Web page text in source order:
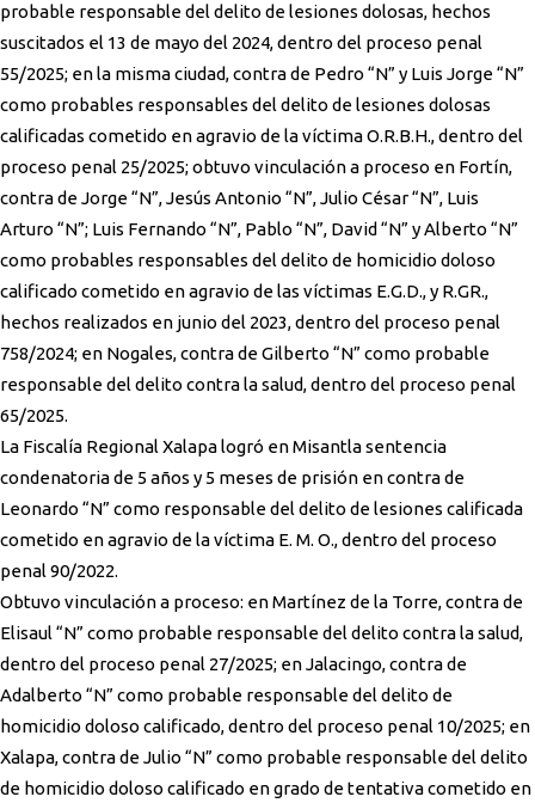
probable responsable del delito de lesiones dolosas, hechos
suscitados el 13 de mayo del 2024, dentro del proceso penal
55/2025; en la misma ciudad, contra de Pedro “N” y Luis Jorge “N”
como probables responsables del delito de lesiones dolosas
calificadas cometido en agravio de la víctima O.R.B.H., dentro del
proceso penal 25/2025; obtuvo vinculación a proceso en Fortín,
contra de Jorge “N”, Jesús Antonio “N”, Julio César “N”, Luis
Arturo “N”; Luis Fernando “N”, Pablo “N”, David “N” y Alberto “N”
como probables responsables del delito de homicidio doloso
calificado cometido en agravio de las víctimas E.G.D., y R.GR.,
hechos realizados en junio del 2023, dentro del proceso penal
758/2024; en Nogales, contra de Gilberto “N” como probable
responsable del delito contra la salud, dentro del proceso penal
65/2025.
La Fiscalía Regional Xalapa logró en Misantla sentencia
condenatoria de 5 años y 5 meses de prisión en contra de
Leonardo “N” como responsable del delito de lesiones calificada
cometido en agravio de la víctima E. M. O., dentro del proceso
penal 90/2022.
Obtuvo vinculación a proceso: en Martínez de la Torre, contra de
Elisaul “N” como probable responsable del delito contra la salud,
dentro del proceso penal 27/2025; en Jalacingo, contra de
Adalberto “N” como probable responsable del delito de
homicidio doloso calificado, dentro del proceso penal 10/2025; en
Xalapa, contra de Julio “N” como probable responsable del delito
de homicidio doloso calificado en grado de tentativa cometido en